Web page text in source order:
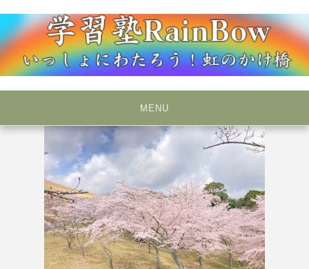
to
content
学習塾RainBow
MENU